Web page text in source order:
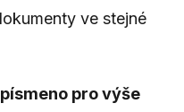
ve stejné
pro výše